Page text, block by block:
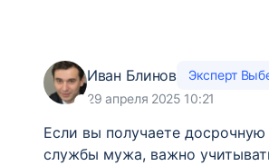
Иван Блинов
Эксперт
29 апреля 2025 10:21
​Если вы получаете
службы мужа, важно